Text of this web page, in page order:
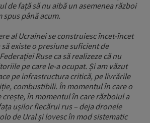
de față să nu aibă un asemenea război
spus până acum.
al Ucrainei se construiesc încet-încet
existe o presiune suficient de
Ruse ca să realizeze că nu
pe care le-a ocupat. Și am văzut
pe infrastructura critică, pe livrările
combustibili. În momentul în care o
crește, în momentul în care războiul a
ușilor fiecărui rus – deja dronele
de Ural și lovesc în mod sistematic